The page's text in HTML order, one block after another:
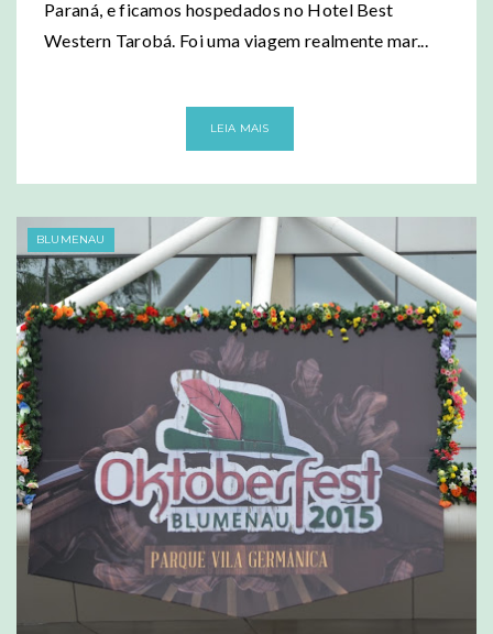
Paraná, e ficamos hospedados no Hotel Best
Western Tarobá. Foi uma viagem realmente mar...
LEIA MAIS
BLUMENAU